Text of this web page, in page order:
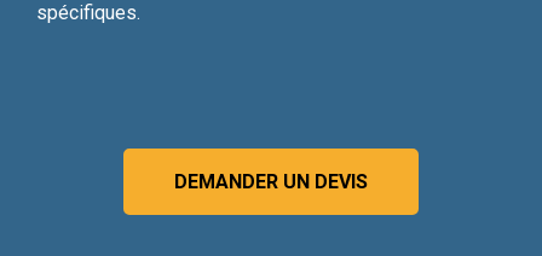
spécifiques.
DEMANDER UN DEVIS